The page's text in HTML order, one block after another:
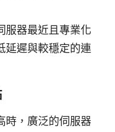
服器最近且專業化
延遲與較穩定的連
時，廣泛的伺服器